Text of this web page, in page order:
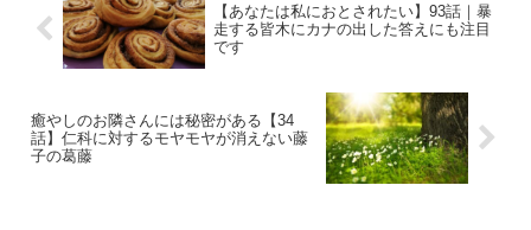
【あなたは私におとされたい】93話｜暴
走する皆木にカナの出した答えにも注目
です
癒やしのお隣さんには秘密がある【34
話】仁科に対するモヤモヤが消えない藤
子の葛藤